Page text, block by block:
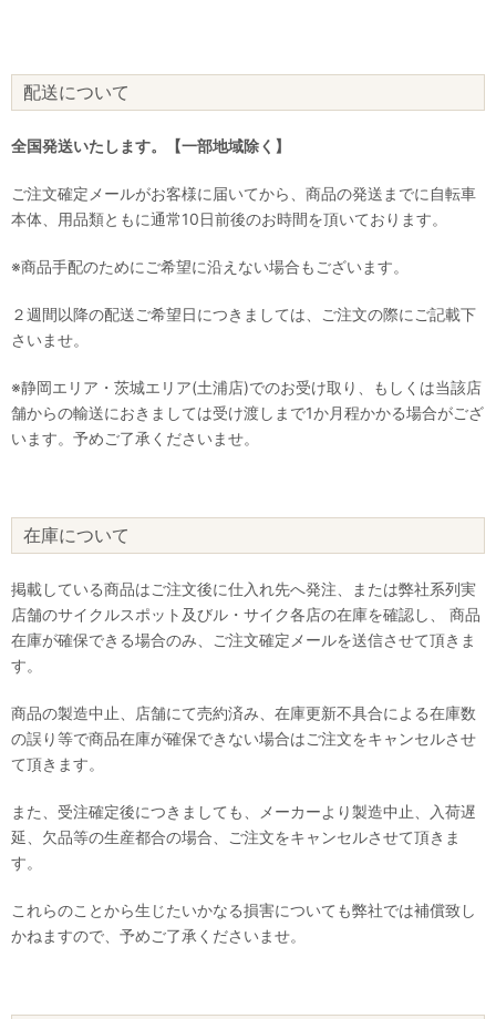
配送について
全国発送いたします。【一部地域除く】
ご注文確定メールがお客様に届いてから、商品の発送までに自転車
本体、用品類ともに通常10日前後のお時間を頂いております。
※商品手配のためにご希望に沿えない場合もございます。
２週間以降の配送ご希望日につきましては、ご注文の際にご記載下
さいませ。
※静岡エリア・茨城エリア(土浦店)でのお受け取り、もしくは当該店
舗からの輸送におきましては受け渡しまで1か月程かかる場合がござ
います。予めご了承くださいませ。
在庫について
掲載している商品はご注文後に仕入れ先へ発注、または弊社系列実
店舗のサイクルスポット及びル・サイク各店の在庫を確認し、 商品
在庫が確保できる場合のみ、ご注文確定メールを送信させて頂きま
す。
商品の製造中止、店舗にて売約済み、在庫更新不具合による在庫数
の誤り等で商品在庫が確保できない場合はご注文をキャンセルさせ
て頂きます。
また、受注確定後につきましても、メーカーより製造中止、入荷遅
延、欠品等の生産都合の場合、ご注文をキャンセルさせて頂きま
す。
これらのことから生じたいかなる損害についても弊社では補償致し
かねますので、予めご了承くださいませ。